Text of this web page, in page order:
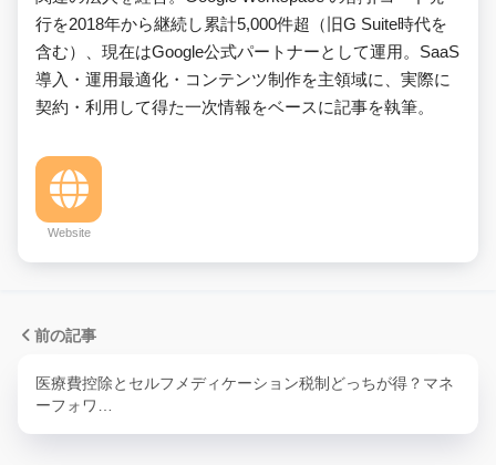
行を2018年から継続し累計5,000件超（旧G Suite時代を
含む）、現在はGoogle公式パートナーとして運用。SaaS
導入・運用最適化・コンテンツ制作を主領域に、実際に
契約・利用して得た一次情報をベースに記事を執筆。
Website
前の記事
医療費控除とセルフメディケーション税制どっちが得？マネ
ーフォワ…